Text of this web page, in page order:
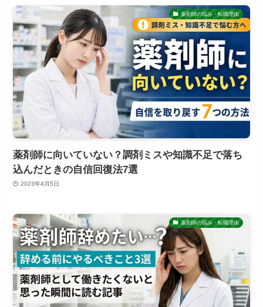
薬剤師の悩み・転職理由
薬剤師に向いていない？調剤ミスや知識不足で落ち
込んだときの自信回復法7選
2023年4月5日
薬剤師の悩み・転職理由